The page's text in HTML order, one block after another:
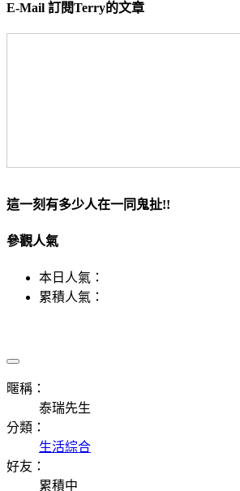
E-Mail 訂閱Terry的文章
這一刻有多少人在一同鬼扯!!
參觀人氣
本日人氣：
累積人氣：
暱稱：
泰瑞先生
分類：
生活綜合
好友：
累積中